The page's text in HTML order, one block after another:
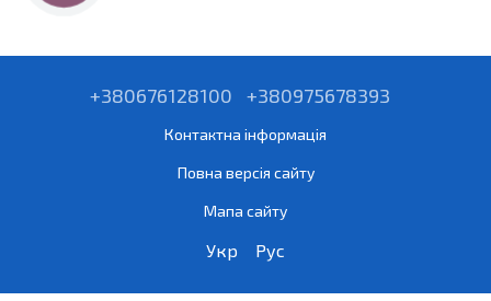
+380676128100 +380975678393
Контактна інформація
Повна версія сайту
Мапа сайту
Укр Рус